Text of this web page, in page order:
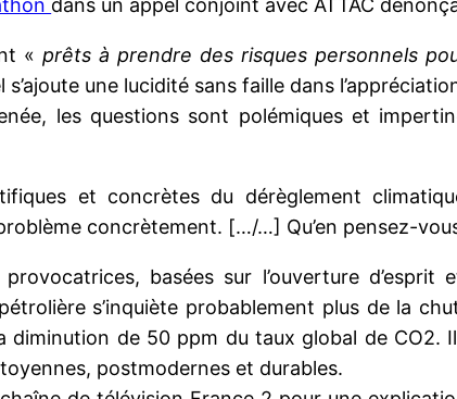
dans un appel conjoint avec ATTAC
« prêts à prendre des risques personnels
une lucidité sans faille dans
les questions sont polémiques et
et concrètes du dérèglement
concrètement. […/…] Qu’en pensez-
basées sur l’ouverture
s’inquiète probablement plus de la
diminution de 50 ppm du taux global de CO2.
postmodernes et durables.